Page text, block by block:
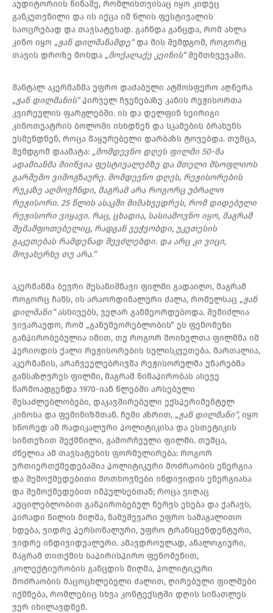
აუდიტორიის წინაშე, რომლისთვისაც იყო კიდეც
განკუთვნილი და ის იქცა იმ წლის ფესტივალის
საოცრებად და თავსატეხად. გაჩნდა განცდა, რომ ახლა
კინო იყო „ჟან დილმანამდე“და მის შემდგომ, როგორც
თავის დროზე მოხდა „მოქალაქე კეინის“შემთხვევაში.
შანტალ აკერმანმა უფრო დაძაბული ატმოსფერო აღწერა
„ჟან დილმანის“პირველ ჩვენებაზე კანის რეჟისორთა
კვირეულის ფარგლებში. ის და დელფინ სეირიგი
კინოთეატრის ბოლოში ისხდნენ და სკამების ბრახუნს
უსმენდნენ, როცა მაყურებელი დარბაზს ტოვებდა. თუმცა,
შემდგომ დაამატა: „მომდევნო დღეს ფილმი 50-მა
ადამიანმა მიიწვია ფესტივალებზე და მთელი მსოფლიოს
გარშემო ვიმოგზაურე. მომდევნო დღეს, რეჟისორების
რუკაზე აღმოვჩნდი, მაგრამ არა როგორც უბრალო
რეჟისორი. 25 წლის ასაკში მიმახვედრეს, რომ დიდებული
რეჟისორი ვიყავი. რაც, ცხადია, სასიამოვნო იყო, მაგრამ
შემაშფოთებელიც, რადგან ვეჭვობდი, უკეთესის
გაკეთებას რამდენად შევძლებდი. და არც კი ვიცი,
მოვახერხე თუ არა.“
აკერმანმა ბევრი შესანიშნავი ფილმი გადაიღო, მაგრამ
როგორც ჩანს, ის არაორდინალური ძალა, რომელსაც „ჟან
დილმანი“ასხივებს, ვეღარ განმეორდებოდა. შემიძლია
ვივარაუდო, რომ „განუმეორებლობის“ ეს ფენომენი
განპირობებულია იმით, თუ როგორ მოიხელთა ფილმმა იმ
პერიოდის ქალი რეჟისორების სულისკვეთება. მართალია,
აკერმანის, არაჩვეულებრივმა რეჟისორულმა უნარებმა
განსაზღვრეს ფილმი, მაგრამ წინაპირობას ასევე
წარმოადგენდა 1970-იან წლებში არსებული
შესაძლებლობები, დაკავშირებული ექსპერიმენტულ
კინოსა და ფემინიზმთან. ჩემი აზრით, „ჟან დილმანი“, იყო
სწორედ ამ რადიკალური პოლიტიკისა და ესთეტიკის
სინთეზით შექმნილი, გამორჩეული ფილმი. თუმცა,
ძნელია ამ თავსატეხის ფორმულირება: როგორ
ურთიერთქმედებაშია პოლიტიკური მოძრაობის ენერგია
და შემოქმედებითი მოთხოვნები ინდივიდის ენერგიასა
და შემოქმედებით იმპულსებთან; როცა ვიღაც
აუცილებლობით განპირობებულ ნერვს ეხება და ქაჩავს,
პირადი წილის მიღმა, ნამუშევარი უფრო სამაგალითო
ხდება, ვიდრე პერსონალური, უფრო ტრანსცენდენტური,
ვიდრე ინდივიდუალური. ამავდროულად, ანალოგიური,
მაგრამ თითქმის საპირისპირო ფენომენით,
კოლექტიურობის განცდის მიღმა, პოლიტიკური
მოძრაობის მაცოცხლებელი ძალით, ღირებული ფილმები
იქმნება, რომლებიც სხვა კონტექსტში დღის სინათლეს
ვერ იხილავდნენ.